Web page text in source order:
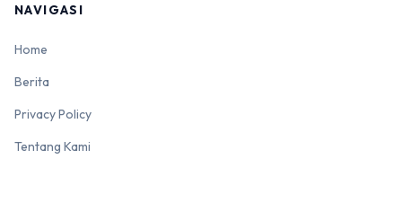
NAVIGASI
Home
Berita
Privacy Policy
Tentang Kami